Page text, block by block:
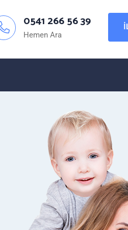
0541 266 56 39
Hemen Ara